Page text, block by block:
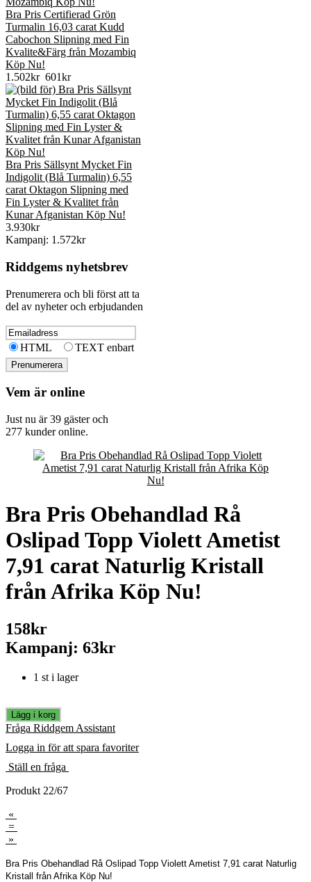
Bra Pris Certifierad Grön
Turmalin 16,03 carat Kudd
Cabochon Slipning med Fin
Kvalite&Färg från Mozambiq
Köp Nu!
1.502kr 601kr
Bra Pris Sällsynt Mycket Fin
Indigolit (Blå Turmalin) 6,55
carat Oktagon Slipning med
Fin Lyster & Kvalitet från
Kunar Afganistan Köp Nu!
3.930kr
Kampanj: 1.572kr
Riddgems nyhetsbrev
Prenumerera och bli först att ta
del av nyheter och erbjudanden
HTML TEXT enbart
Vem är online
Just nu är 39 gäster och
277 kunder online.
Bra Pris Obehandlad Rå
Oslipad Topp Violett Ametist
7,91 carat Naturlig Kristall
från Afrika Köp Nu!
158kr
Kampanj: 63kr
1 st i lager
Fråga Riddgem Assistant
Logga in för att spara favoriter
Ställ en fråga
Produkt 22/67
«
=
»
Bra Pris Obehandlad Rå Oslipad Topp Violett Ametist 7,91 carat Naturlig
Kristall från Afrika Köp Nu!